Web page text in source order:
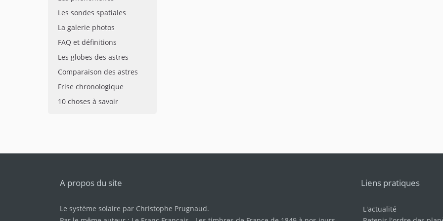
Les sondes spatiales
La galerie photos
FAQ et définitions
Les globes des astres
Comparaison des astres
Frise chronologique
10 choses à savoir
A propos du site
Le système solaire par Christophe Prugnaud.
Liens pratiques
L'actualité